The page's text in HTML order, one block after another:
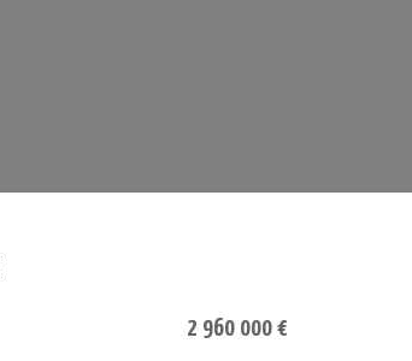
2 960 000 €